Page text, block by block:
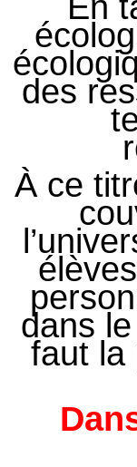
des
À ce
dans
faut la